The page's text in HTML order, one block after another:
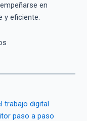
en
y eficiente.
trabajo digital
paso a paso